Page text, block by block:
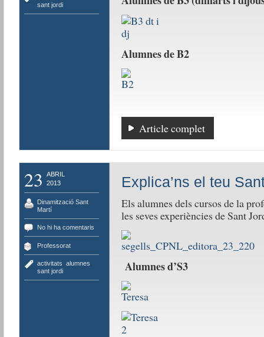
sant jordi
Alumnes de B2
Article complet
23
ABRIL
2013
Dinamització Sant
Martí
No hi ha comentaris
Professorat
activitats alumnes
sant jordi
Explica’ns el teu
Els alumnes dels cursos de la
les seves experiències de Sant
Alumnes d’S3